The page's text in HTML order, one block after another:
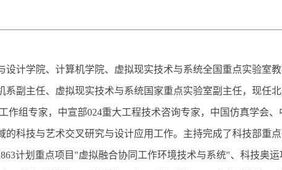
设计学院、计算机学院、虚拟现实技术与系统全国重点实验室
副主任、虚拟现实技术与系统国家重点实验室副主任，现任
作组专家，中宣部024重大工程技术咨询专家，中国仿真学会、
的科技与艺术交叉研究与设计应用工作。主持完成了科技部重
计划重点项目"虚拟融合协同工作环境技术与系统"、科技奥